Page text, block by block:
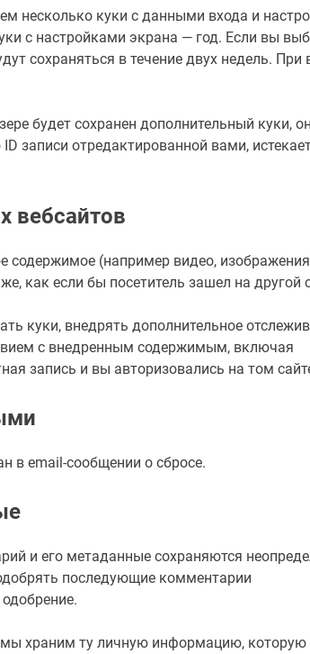
несколько куки с данными входа и
с настройками экрана — год. Если вы
сохраняться в течение двух недель. При
будет сохранен дополнительный куки,
записи отредактированной вами,
вебсайтов
содержимое (например видео,
как если бы посетитель зашел на другой
куки, внедрять дополнительное
с внедренным содержимым, включая
запись и вы авторизовались на том
в email-сообщении о сбросе.
и его метаданные сохраняются
последующие комментарии
мы храним ту личную информацию, которую